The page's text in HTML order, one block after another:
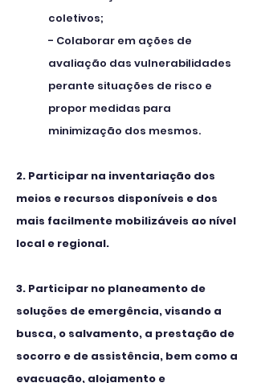
coletivos;
- Colaborar em ações de
avaliação das vulnerabilidades
perante situações de risco e
propor medidas para
minimização dos mesmos.
2. Participar na inventariação dos
meios e recursos disponíveis e dos
mais facilmente mobilizáveis ao nível
local e regional.
3. Participar no planeamento de
soluções de emergência, visando a
busca, o salvamento, a prestação de
socorro e de assistência, bem como a
evacuação, alojamento e